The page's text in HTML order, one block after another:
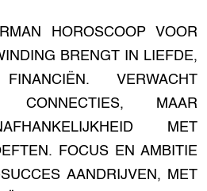
HOROSCOOP VOOR
BRENGT IN LIEFDE,
VERWACHT
CONNECTIES, MAAR
MET
FOCUS EN AMBITIE
AANDRIJVEN, MET